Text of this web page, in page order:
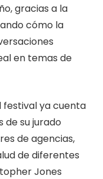
gracias a la
cómo la
en temas de
festival ya cuenta
su jurado
de agencias,
de diferentes
Jones